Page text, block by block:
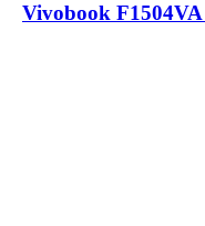
لپ تاپ ۱۵.۶ اینچی ایسوس مدل Vivobook F1504VA